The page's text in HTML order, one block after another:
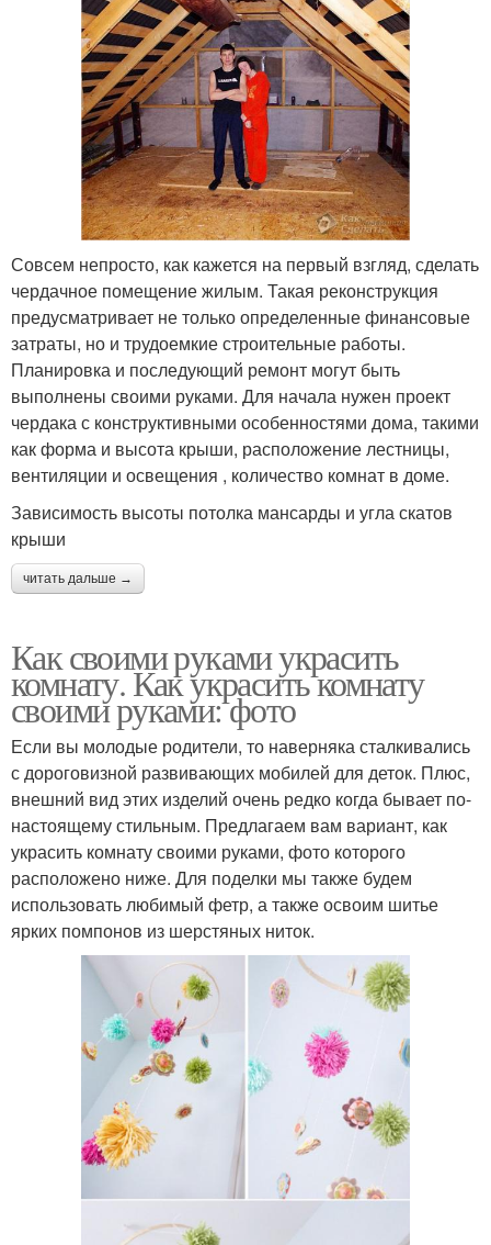
Совсем непросто, как кажется на первый взгляд, сделать
чердачное помещение жилым. Такая реконструкция
предусматривает не только определенные финансовые
затраты, но и трудоемкие строительные работы.
Планировка и последующий ремонт могут быть
выполнены своими руками. Для начала нужен проект
чердака с конструктивными особенностями дома, такими
как форма и высота крыши, расположение лестницы,
вентиляции и освещения , количество комнат в доме.
Зависимость высоты потолка мансарды и угла скатов
крыши
читать дальше →
Как своими руками украсить
комнату. Как украсить комнату
своими руками: фото
Если вы молодые родители, то наверняка сталкивались
с дороговизной развивающих мобилей для деток. Плюс,
внешний вид этих изделий очень редко когда бывает по-
настоящему стильным. Предлагаем вам вариант, как
украсить комнату своими руками, фото которого
расположено ниже. Для поделки мы также будем
использовать любимый фетр, а также освоим шитье
ярких помпонов из шерстяных ниток.